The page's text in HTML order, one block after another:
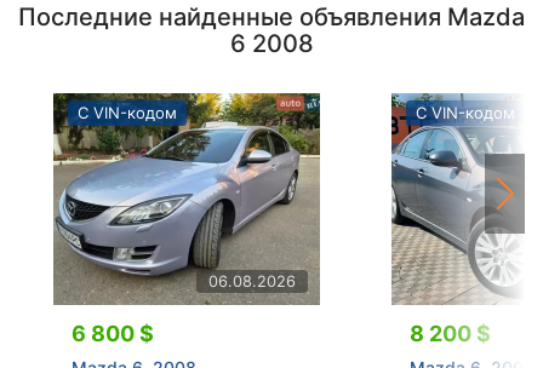
Последние найденные объявления Mazda
6 2008
С VIN-кодом
06.08.2026
6 800 $
С VIN-кодом
8 200 $